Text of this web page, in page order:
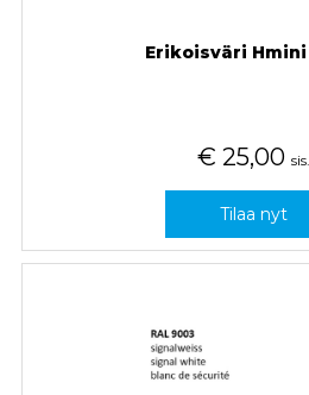
Erikoisväri Hmini
€ 25,00
Tilaa nyt